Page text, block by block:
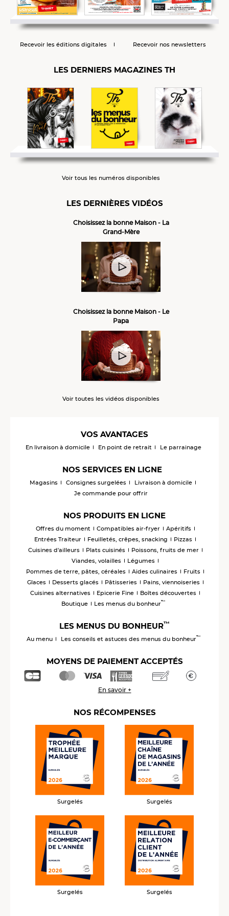
Recevoir les éditions digitales Recevoir nos newsletters
LES DERNIERS MAGAZINES TH
Voir tous les numéros disponibles
LES DERNIÈRES VIDÉOS
Choisissez la bonne Maison - La
Grand-Mère
Choisissez la bonne Maison - Le
Papa
Voir toutes les vidéos disponibles
VOS AVANTAGES
En livraison à domicile En point de retrait Le parrainage
NOS SERVICES EN LIGNE
Magasins Consignes surgelées
Livraison à domicile
Je commande pour offrir
NOS PRODUITS EN LIGNE
Offres du moment Compatibles air-fryer
Apéritifs
Entrées Traiteur
Feuilletés, crêpes, snacking
Pizzas
Cuisines d'ailleurs
Plats cuisinés
Poissons, fruits de mer
Viandes, volailles
Légumes
Pommes de terre, pâtes, céréales
Aides culinaires
Fruits
Glaces
Desserts glacés Pâtisseries
Pains, viennoiseries
Cuisines alternatives
Epicerie Fine
Boîtes découvertes
Boutique
Les menus du bonheur™
LES MENUS DU BONHEUR™
Au menu Les conseils et astuces des menus du bonheur™
MOYENS DE PAIEMENT ACCEPTÉS
En savoir +
NOS RÉCOMPENSES
Surgelés Surgelés
Surgelés Surgelés